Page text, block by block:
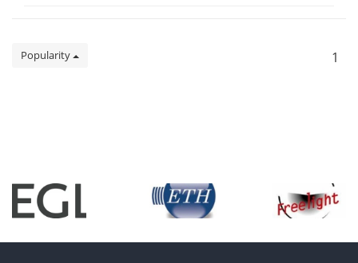
Popularity 1